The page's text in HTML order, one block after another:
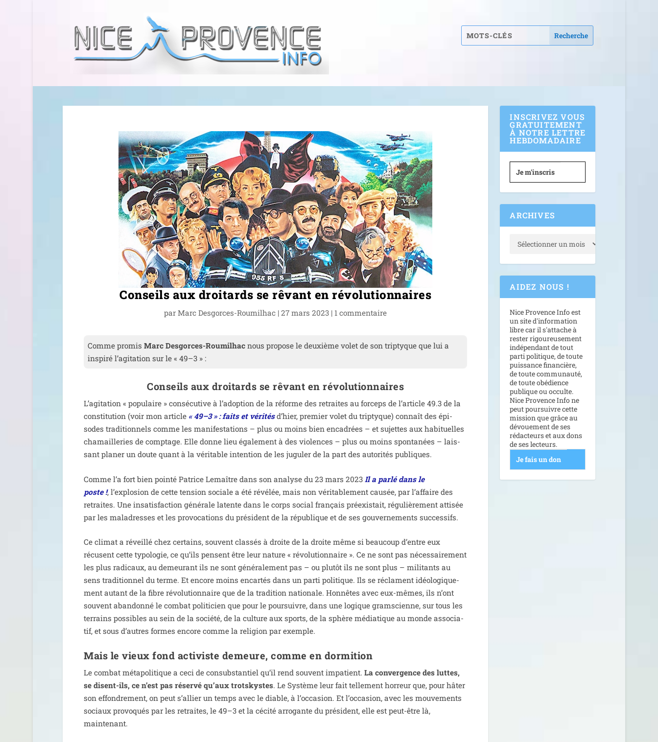
Conseils aux droitards se rêvant en révolutionnaires
parMarc Desgorces-Roumilhac |27 mars 2023 | 1 com­men­taire
Comme pro­misMarc Desgorces-Roumilhac nous pro­pose le deuxième volet de son trip­tyque que lui a
ins­pi­ré l’a­gi­ta­tion sur le « 49–3 » :
Conseils aux droitards se rêvant en révolutionnaires
L’agitation « popu­laire » consé­cu­tive à l’adoption de la réforme des retraites au for­ceps de l’article 49.3 de la
consti­tu­tion (voir mon article « 49–3 » : faits et véri­tésd’hier, pre­mier volet du trip­tyque) connaît des épi­
sodes tra­di­tion­nels comme les mani­fes­ta­tions – plus ou moins bien enca­drées – et sujettes aux habi­tuelles
cha­maille­ries de comp­tage. Elle donne lieu éga­le­ment à des vio­lences – plus ou moins spon­ta­nées – lais­
sant pla­ner un doute quant à la véri­table inten­tion de les jugu­ler de la part des auto­ri­tés publiques.
Comme l’a fort bien poin­té Patrice Lemaître dans son ana­lyse du 23 mars 2023 Il a par­lé dans le
poste !, l’explosion de cette ten­sion sociale a été révé­lée, mais non véri­ta­ble­ment cau­sée, par l’affaire des
retraites. Une insa­tis­fac­tion géné­rale latente dans le corps social fran­çais pré­exis­tait, régu­liè­re­ment atti­sée
par les mal­adresses et les pro­vo­ca­tions du pré­sident de la répu­blique et de ses gou­ver­ne­ments successifs.
Ce cli­mat a réveillé chez cer­tains, sou­vent clas­sés à droite de la droite même si beau­coup d’entre eux
récusent cette typo­lo­gie, ce qu’ils pensent être leur nature « révo­lu­tion­naire ». Ce ne sont pas néces­sai­re­ment
les plus radi­caux, au demeu­rant ils ne sont géné­ra­le­ment pas – ou plu­tôt ils ne sont plus – mili­tants au
sens tra­di­tion­nel du terme. Et encore moins encar­tés dans un par­ti poli­tique. Ils se réclament idéo­lo­gi­que­
ment autant de la fibre révo­lu­tion­naire que de la tra­di­tion natio­nale. Honnêtes avec eux-mêmes, ils n’ont
sou­vent aban­don­né le com­bat poli­ti­cien que pour le pour­suivre, dans une logique gram­scienne, sur tous les
ter­rains pos­sibles au sein de la socié­té, de la culture aux sports, de la sphère média­tique au monde asso­cia­
tif, et sous d’autres formes encore comme la reli­gion par exemple.
Mais le vieux fond activiste demeure, comme en dormition
Le com­bat méta­po­li­tique a ceci de consub­stan­tiel qu’il rend sou­vent impa­tient.La conver­gence des luttes,
se disent-ils, ce n’est pas réser­vé qu’aux trots­kystes. Le Système leur fait tel­le­ment hor­reur que, pour hâter
son effon­dre­ment, on peut s’allier un temps avec le diable, à l’occasion. Et l’occasion, avec les mou­ve­ments
sociaux pro­vo­qués par les retraites, le 49–3 et la céci­té arro­gante du pré­sident, elle est peut-être là,
maintenant.
INSCRIVEZ VOUS
GRATUITEMENT
À NOTRE LETTRE
HEBDOMADAIRE
Je m'inscris
ARCHIVES
AIDEZ NOUS !
Nice Provence Info est
un site d'information
libre car il s'attache à
rester rigoureusement
indépendant de tout
parti politique, de toute
puissance financière,
de toute communauté,
de toute obédience
publique ou occulte.
Nice Provence Info ne
peut poursuivre cette
mission que grâce au
dévouement de ses
rédacteurs et aux dons
de ses lecteurs.
Je fais un don